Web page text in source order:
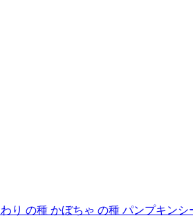
り の種 かぼちゃ の種 パンプキン